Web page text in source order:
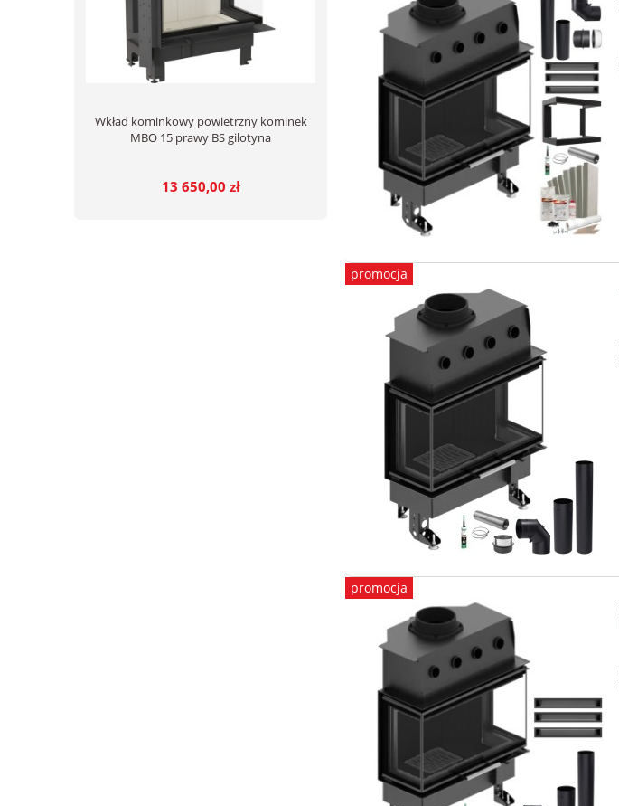
Wkład kominkowy powietrzny kominek
MBO 15 prawy BS gilotyna
13 650,00 zł
promocja
promocja